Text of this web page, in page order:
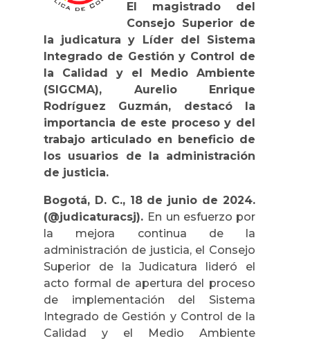
El magistrado del
Consejo Superior de
la judicatura y Líder del Sistema
Integrado de Gestión y Control de
la Calidad y el Medio Ambiente
(SIGCMA), Aurelio Enrique
Rodríguez Guzmán, destacó la
importancia de este proceso y del
trabajo articulado en beneficio de
los usuarios de la administración
de justicia.
Bogotá, D. C., 18 de junio de 2024.
(@judicaturacsj). En un esfuerzo por
la mejora continua de la
administración de justicia, el Consejo
Superior de la Judicatura lideró el
acto formal de apertura del proceso
de implementación del Sistema
Integrado de Gestión y Control de la
Calidad y el Medio Ambiente